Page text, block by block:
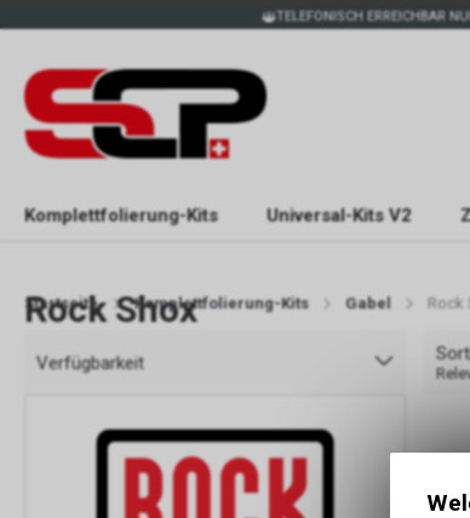
TELEFONISCH ERREICHBAR
Komplettfolierung-Kits Universal-Kits V2
Startseite Komplettfolierung-Kits Gabel Rock
Rock Shox
Verfügbarkeit